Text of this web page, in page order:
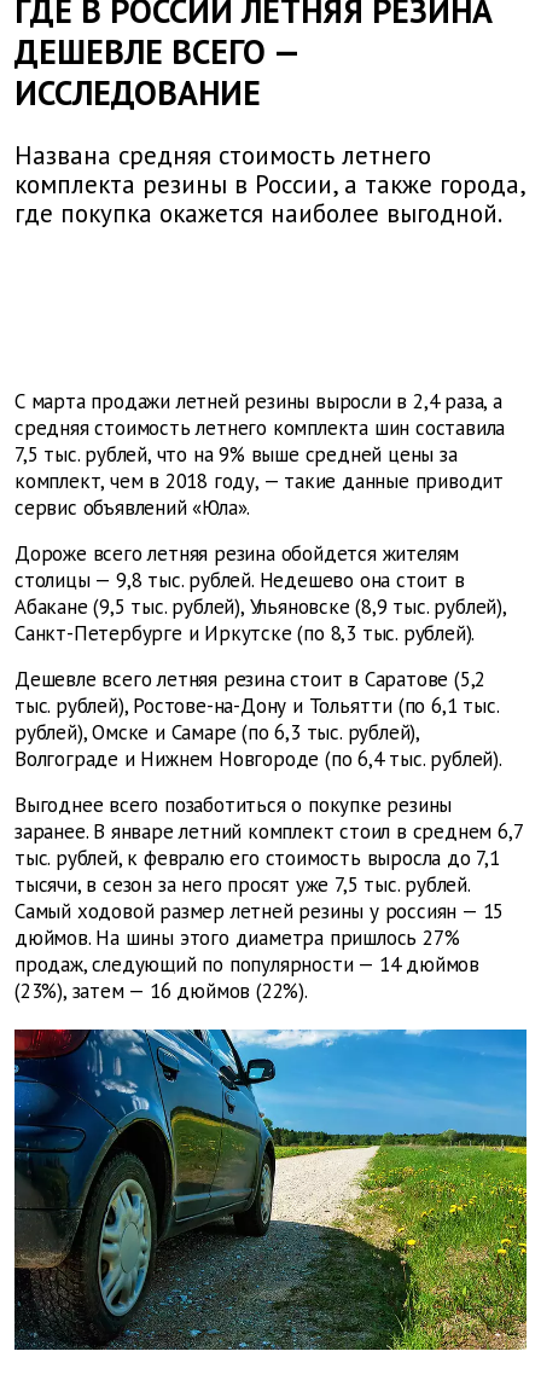
ГДЕ В РОССИИ ЛЕТНЯЯ РЕЗИНА
ДЕШЕВЛЕ ВСЕГО —
ИССЛЕДОВАНИЕ
Названа средняя стоимость летнего
комплекта резины в России, а также города,
где покупка окажется наиболее выгодной.
С марта продажи летней резины выросли в 2,4 раза, а
средняя стоимость летнего комплекта шин составила
7,5 тыс. рублей, что на 9% выше средней цены за
комплект, чем в 2018 году, — такие данные приводит
сервис объявлений «Юла».
Дороже всего летняя резина обойдется жителям
столицы — 9,8 тыс. рублей. Недешево она стоит в
Абакане (9,5 тыс. рублей), Ульяновске (8,9 тыс. рублей),
Санкт-Петербурге и Иркутске (по 8,3 тыс. рублей).
Дешевле всего летняя резина стоит в Саратове (5,2
тыс. рублей), Ростове-на-Дону и Тольятти (по 6,1 тыс.
рублей), Омске и Самаре (по 6,3 тыс. рублей),
Волгограде и Нижнем Новгороде (по 6,4 тыс. рублей).
Выгоднее всего позаботиться о покупке резины
заранее. В январе летний комплект стоил в среднем 6,7
тыс. рублей, к февралю его стоимость выросла до 7,1
тысячи, в сезон за него просят уже 7,5 тыс. рублей.
Самый ходовой размер летней резины у россиян — 15
дюймов. На шины этого диаметра пришлось 27%
продаж, следующий по популярности — 14 дюймов
(23%), затем — 16 дюймов (22%).